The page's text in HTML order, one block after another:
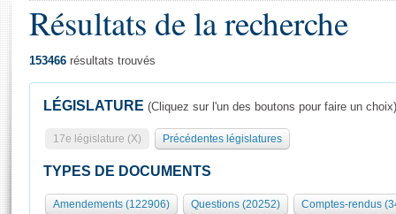
Présidence
577 députés
Séance publique
Commissions et autres organes
Général
Rôle et pouvoirs de l'Assemblée
Visiter l'Assemblée
Visite virtuelle du palais Bourbon
Résultats de la recherche
153466 résultats trouvés
LÉGISLATURE (Cliquez sur l'un des boutons pour faire un choix)
17e législature (X) Précédentes législatures
TYPES DE DOCUMENTS
Amendements (122906) Questions (20252) Comptes-rendus